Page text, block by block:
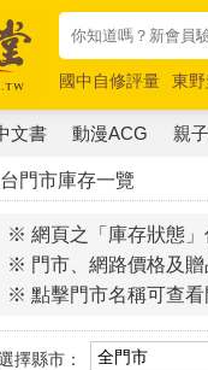
國中自修評量 東
唯紅花綻放
奧德賽
文書 動漫ACG 親
門市庫存一覽
※ 網頁之「庫存狀態」
※ 門市、網路價格及贈
※ 點擊門市名稱可查看
擇縣市：